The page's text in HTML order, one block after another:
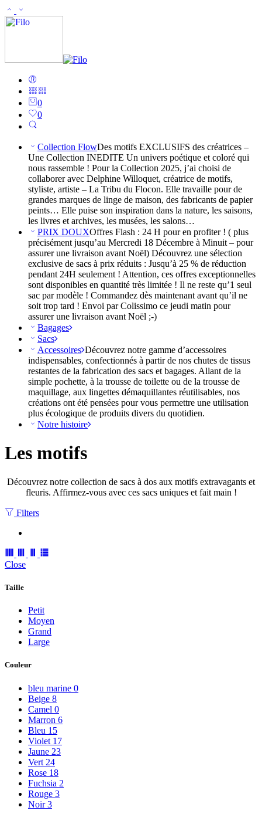
0
0
Collection FlowDes motifs EXCLUSIFS des créatrices –
Une Collection INEDITE Un univers poétique et coloré qui
nous rassemble ! Pour la Collection 2025, j’ai choisi de
collaborer avec Delphine Willoquet, créatrice de motifs,
styliste, artiste – La Tribu du Flocon. Elle travaille pour de
grandes marques de linge de maison, des fabricants de papier
peints… Elle puise son inspiration dans la nature, les saisons,
les livres et archives, les musées, les salons…
PRIX DOUXOffres Flash : 24 H pour en profiter ! ( plus
précisément jusqu’au Mercredi 18 Décembre à Minuit – pour
assurer une livraison avant Noël) Découvrez une sélection
exclusive de sacs à prix réduits : Jusqu’à 25 % de réduction
pendant 24H seulement ! Attention, ces offres exceptionnelles
sont disponibles en quantité très limitée ! Il ne reste qu’1 seul
sac par modèle ! Commandez dès maintenant avant qu’il ne
soit trop tard ! Envoi par Colissimo ce jeudi matin pour
assurer une livraison avant Noël ;-)
Bagages
Sacs
Accessoires Découvrez notre gamme d’accessoires
indispensables, confectionnés à partir de nos chutes de tissus
restantes de la fabrication des sacs et bagages. Allant de la
simple pochette, à la trousse de toilette ou de la trousse de
maquillage, aux lingettes démaquillantes réutilisables, nos
créations ont été pensées pour vous permettre une utilisation
plus écologique de produits divers du quotidien.
Notre histoire
Les motifs
Découvrez notre collection de sacs à dos aux motifs extravagants et
fleuris. Affirmez-vous avec ces sacs uniques et fait main !
Filters
Close
Taille
Petit
Moyen
Grand
Large
Couleur
bleu marine 0
Beige 8
Camel 0
Marron 6
Bleu 15
Violet 17
Jaune 23
Vert 24
Rose 18
Fuchsia 2
Rouge 3
Noir 3